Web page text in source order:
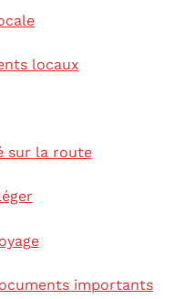
locaux
sur la route
importants